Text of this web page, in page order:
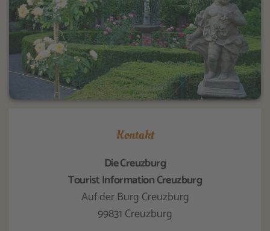
Kontakt
Die Creuzburg
Tourist Information Creuzburg
Auf der Burg Creuzburg
99831 Creuzburg